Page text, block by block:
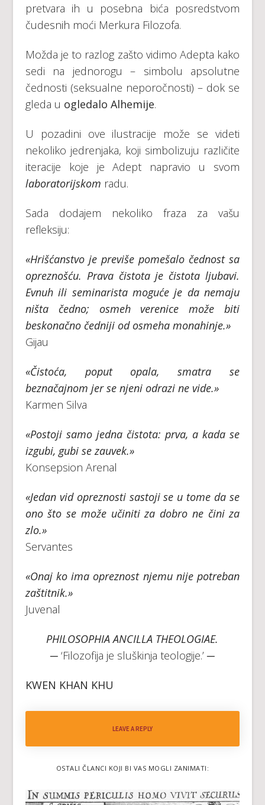
pretvara ih u posebna bića posredstvom
čudesnih moći Merkura Filozofa.
Možda je to razlog zašto vidimo Adepta kako
sedi na jednorogu – simbolu apsolutne
čednosti (seksualne neporočnosti) – dok se
gleda u ogledalo Alhemije.
U pozadini ove ilustracije može se videti
nekoliko jedrenjaka, koji simbolizuju različite
iteracije koje je Adept napravio u svom
laboratorijskom radu.
Sada dodajem nekoliko fraza za vašu
refleksiju:
«Hrišćanstvo je previše pomešalo čednost sa
opreznošću. Prava čistota je čistota ljubavi.
Evnuh ili seminarista moguće je da nemaju
ništa čedno; osmeh verenice može biti
beskonačno čedniji od osmeha monahinje.»
Gijau
«Čistoća, poput opala, smatra se
beznačajnom jer se njeni odrazi ne vide.»
Karmen Silva
«Postoji samo jedna čistota: prva, a kada se
izgubi, gubi se zauvek.»
Konsepsion Arenal
«Jedan vid opreznosti sastoji se u tome da se
ono što se može učiniti za dobro ne čini za
zlo.»
Servantes
«Onaj ko ima opreznost njemu nije potreban
zaštitnik.»
Juvenal
PHILOSOPHIA ANCILLA THEOLOGIAE.
─ ‘Filozofija je sluškinja teologije.’ ─
KWEN KHAN KHU
LEAVE A REPLY
OSTALI ČLANCI KOJI BI VAS MOGLI ZANIMATI: